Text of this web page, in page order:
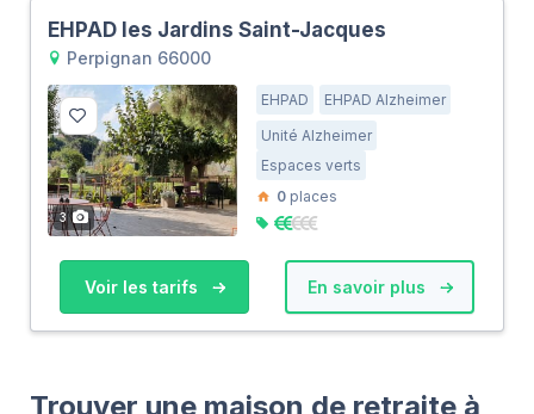
EHPAD les Jardins Saint-Jacques
Perpignan 66000
3
EHPAD
EHPAD Alzheimer
Unité Alzheimer
Espaces verts
0 places
Voir les tarifs En savoir plus
Trouver une maison de retraite à